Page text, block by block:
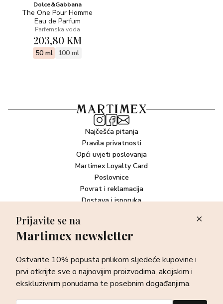
Dolce&Gabbana
The One Pour Homme
Eau de Parfum
Parfemska voda
203,80 KM
50 ml 100 ml
Najčešća pitanja
Pravila privatnosti
Opći uvjeti poslovanja
Martimex Loyalty Card
Poslovnice
Povrat i reklamacija
Dostava i isporuka
Newsletter
sve o najnovijim proizvodima, akcijskim i ekskluzivnim
ponudama te posebnim događanjima.
Prijava
Prijavite se na
Martimex newsletter
Ostvarite 10% popusta prilikom sljedeće kupovine i
prvi otkrijte sve o najnovijim proizvodima, akcijskim i
ekskluzivnim ponudama te posebnim događanjima.